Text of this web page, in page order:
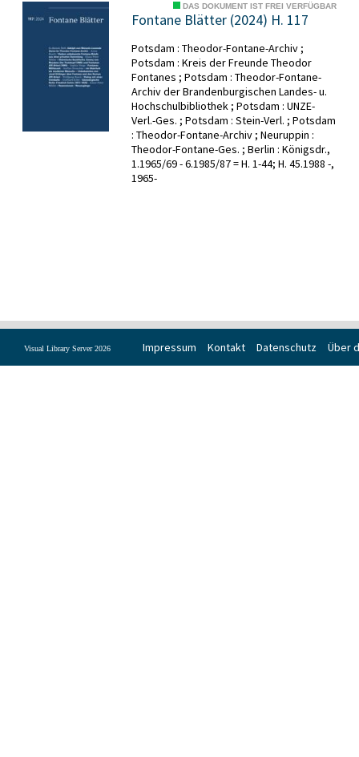
DAS DOKUMENT IST FREI VERFÜGBAR
Fontane Blätter (2024) H. 117
Potsdam : Theodor-Fontane-Archiv ;
Potsdam : Kreis der Freunde Theodor
Fontanes ; Potsdam : Theodor-Fontane-
Archiv der Brandenburgischen Landes- u.
Hochschulbibliothek ; Potsdam : UNZE-
Verl.-Ges. ; Potsdam : Stein-Verl. ; Potsdam
: Theodor-Fontane-Archiv ; Neuruppin :
Theodor-Fontane-Ges. ; Berlin : Königsdr.,
1.1965/69 - 6.1985/87 = H. 1-44; H. 45.1988 -,
1965-
Impressum Kontakt Datenschutz Über
Visual Library Server 2026